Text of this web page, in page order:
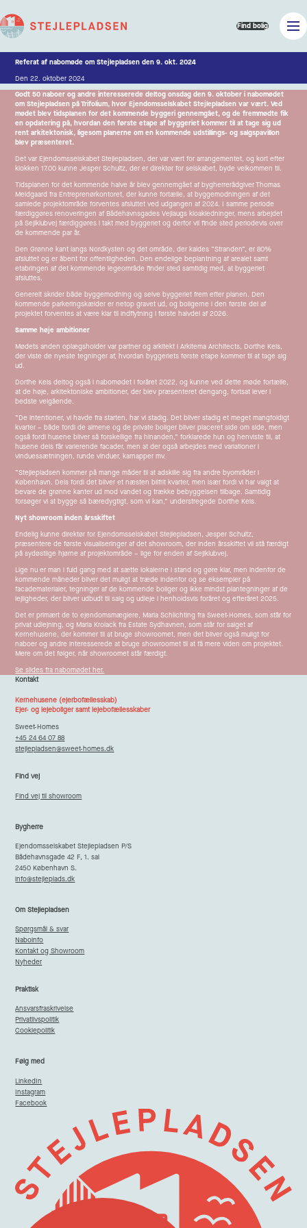
Find bolig
Referat af nabomøde om Stejlepladsen den 9. okt. 2024
Den 22. oktober 2024
Godt 50 naboer og andre interesserede deltog onsdag den 9. oktober i nabomødet
om Stejlepladsen på Trifolium, hvor Ejendomsselskabet Stejlepladsen var vært. Ved
mødet blev tidsplanen for det kommende byggeri gennemgået, og de fremmødte fik
en opdatering på, hvordan den første etape af byggeriet kommer til at tage sig ud
rent arkitektonisk, ligesom planerne om en kommende udstillings- og salgspavillon
blev præsenteret.
Det var Ejendomsselskabet Stejlepladsen, der var vært for arrangementet, og kort efter
klokken 17.00 kunne Jesper Schultz, der er direktør for selskabet, byde velkommen til.
Tidsplanen for det kommende halve år blev gennemgået af bygherrerådgiver Thomas
Meldgaard fra Entreprenørkontoret, der kunne fortælle, at byggemodningen af det
samlede projektområde forventes afsluttet ved udgangen af 2024. I samme periode
færdiggøres renoveringen af Bådehavnsgades Vejlaugs kloakledninger, mens arbejdet
på Sejlklubvej færdiggøres i takt med byggeriet og derfor vil finde sted periodevis over
de kommende par år.
Den Grønne kant langs Nordkysten og det område, der kaldes ”Stranden”, er 80%
afsluttet og er åbent for offentligheden. Den endelige beplantning af arealet samt
etabringen af det kommende legeområde finder sted samtidig med, at byggeriet
afsluttes.
Generelt skrider både byggemodning og selve byggeriet frem efter planen. Den
kommende parkeringskælder er netop gravet ud, og boligerne i den første del af
projektet forventes at være klar til indflytning i første halvdel af 2026.
Samme høje ambitioner
Mødets anden oplægsholder var partner og arkitekt i Arkitema Architects, Dorthe Keis,
der viste de nyeste tegninger af, hvordan byggeriets første etape kommer til at tage sig
ud.
Dorthe Keis deltog også i nabomødet i foråret 2022, og kunne ved dette møde fortælle,
at de høje, arkitektoniske ambitioner, der blev præsenteret dengang, fortsat lever i
bedste velgående.
”De intentioner, vi havde fra starten, har vi stadig. Det bliver stadig et meget mangfoldigt
kvarter – både fordi de almene og de private boliger bliver placeret side om side, men
også fordi husene bliver så forskellige fra hinanden,” forklarede hun og henviste til, at
husene dels får varierende facader, men at der også arbejdes med variationer i
vinduessætningen, runde vinduer, karnapper mv.
”Stejlepladsen kommer på mange måder til at adskille sig fra andre byområder i
København. Dels fordi det bliver et næsten bilfrit kvarter, men især fordi vi har valgt at
bevare de grønne kanter ud mod vandet og trække bebyggelsen tilbage. Samtidig
forsøger vi at bygge så bæredygtigt, som vi kan,” understregede Dorthe Keis.
Nyt showroom inden årsskiftet
Endelig kunne direktør for Ejendomsselskabet Stejlepladsen, Jesper Schultz,
præsentere de første visualiseringer af det showroom, der inden årsskiftet vil stå færdigt
på sydøstlige hjørne af projektområde – lige for enden af Sejlklubvej.
Lige nu er man i fuld gang med at sætte lokalerne i stand og gøre klar, men indenfor de
kommende måneder bliver det muligt at træde indenfor og se eksempler på
facadematerialer, tegninger af de kommende boliger og ikke mindst plantegninger af de
lejligheder, der bliver udbudt til salg og udleje i henholdsvis foråret og efteråret 2025.
Det er primært de to ejendomsmæglere, Maria Schlichting fra Sweet-Homes, som står for
privat udlejning, og Maria Krolack fra Estate Sydhavnen, som står for salget af
Kernehusene, der kommer til at bruge showroomet, men det bliver også muligt for
naboer og andre interesserede at bruge showroomet til at få mere viden om projektet.
Mere om det følger, når showroomet står færdigt.
Se slides fra nabomødet her.
Kontakt
Kernehusene (ejerbofællesskab)
Ejer- og lejeboliger samt lejebofællesskaber
Sweet-Homes
+45 24 64 07 88
stejlepladsen@sweet-homes.dk
Find vej
Find vej til showroom
Bygherre
Ejendomsselskabet Stejlepladsen P/S
Bådehavnsgade 42 F, 1. sal
2450 København S.
info@stejleplads.dk
Om Stejlepladsen
Spørgsmål & svar
Naboinfo
Kontakt og Showroom
Nyheder
Praktisk
Ansvarsfraskrivelse
Privatlivspolitik
Cookiepolitik
Følg med
LinkedIn
Instagram
Facebook